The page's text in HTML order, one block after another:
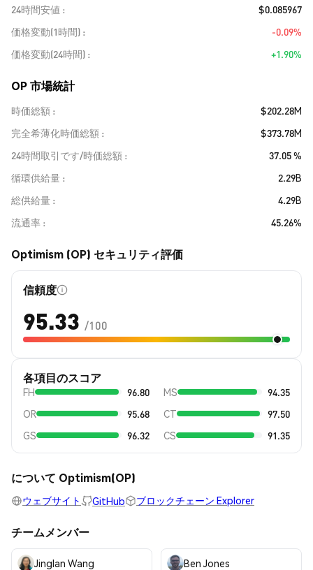
24時間安値
$0.085967
価格変動(1時間)
-0.09%
価格変動(24時間)
+1.90%
OP 市場統計
時価総額
$202.28M
完全希薄化時価総額
$373.78M
24時間取引です/時価総額
37.05 %
循環供給量
2.29B
総供給量
4.29B
流通率
45.26%
Optimism (OP) セキュリティ評価
信頼度
95.33 /100
各項目のスコア
FH 96.80 MS
94.35
OR
95.68 CT
97.50
GS
96.32 CS 91.35
について Optimism(OP)
ウェブサイト GitHub ブロックチェーン Explorer
チームメンバー
Jinglan Wang Ben Jones